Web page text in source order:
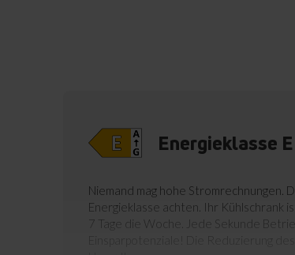
Energieklasse E
Niemand mag hohe Stromrechnungen.
Energieklasse achten. Ihr Kühlschrank
7 Tage die Woche. Jede Sekunde